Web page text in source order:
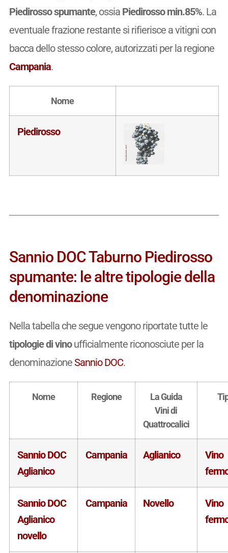
Piedirosso spumante, ossia Piedirosso min.85%. La
eventuale frazione restante si rifierisce a vitigni con
bacca dello stesso colore, autorizzati per la regione
Campania.
Nome
Piedirosso
Sannio DOC Taburno Piedirosso
spumante: le altre tipologie della
denominazione
Nella tabella che segue vengono riportate tutte le
tipologie di vinoufficialmente riconosciute per la
denominazioneSannio DOC.
Nome Regione
La Guida
Vini di
Quattrocalici
Sannio DOC
Aglianico
Campania Aglianico
Vino
Sannio DOC
Aglianico
novello
Campania Novello
Vino